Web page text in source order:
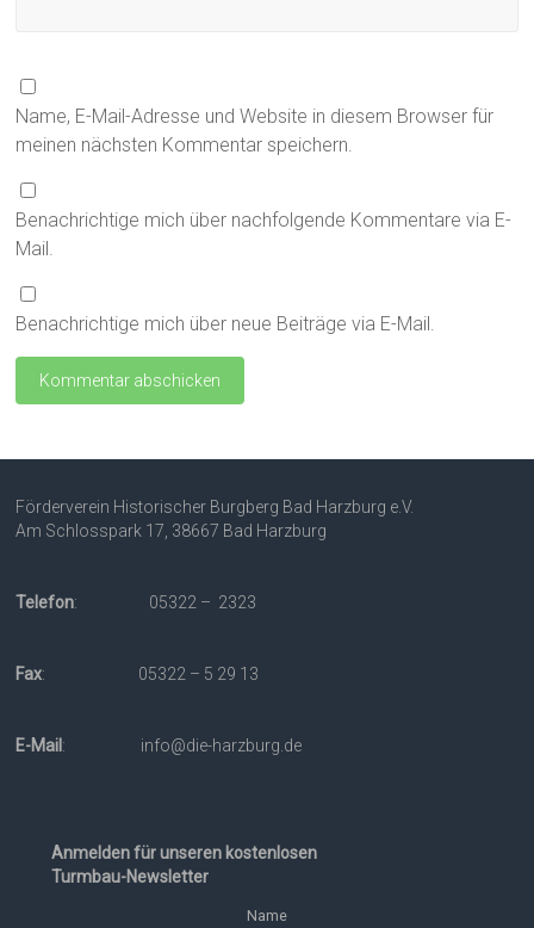
Name, E-Mail-Adresse und Website in diesem Browser für
meinen nächsten Kommentar speichern.
Benachrichtige mich über nachfolgende Kommentare via E-
Mail.
Benachrichtige mich über neue Beiträge via E-Mail.
Förderverein Historischer Burgberg Bad Harzburg e.V.
Am Schlosspark 17, 38667 Bad Harzburg
Telefon: 05322 – 2323
Fax: 05322 – 5 29 13
E-Mail : info@die-harzburg.de
Anmelden für unseren kostenlosen
Turmbau-Newsletter
Name